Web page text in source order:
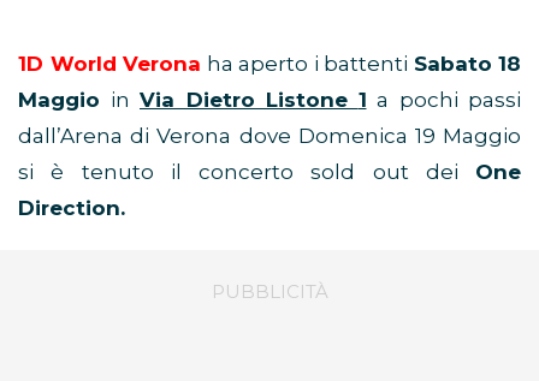
1D World Verona ha aperto i battenti Sabato 18
Maggio in Via Dietro Listone 1 a pochi passi
dall’Arena di Verona dove Domenica 19 Maggio
si è tenuto il concerto sold out dei One
Direction.